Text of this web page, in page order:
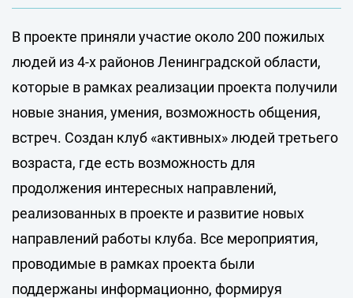
В проекте приняли участие около 200 пожилых
людей из 4-х районов Ленинградской области,
которые в рамках реализации проекта получили
новые знания, умения, возможность общения,
встреч. Создан клуб «активных» людей третьего
возраста, где есть возможность для
продолжения интересных направлений,
реализованных в проекте и развитие новых
направлений работы клуба. Все мероприятия,
проводимые в рамках проекта были
поддержаны информационно, формируя